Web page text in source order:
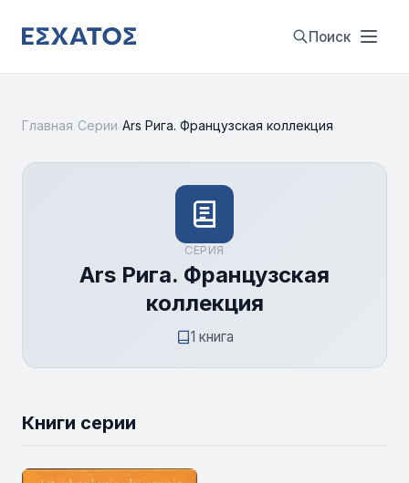
Поиск
Главная Серии Ars Рига. Французская коллекция
СЕРИЯ
Ars Рига. Французская
коллекция
1 книга
Книги серии